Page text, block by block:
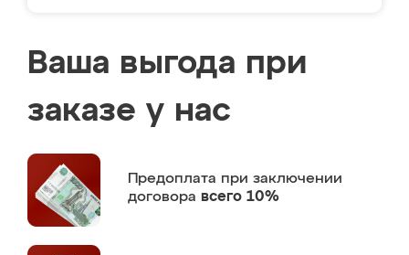
Ваша выгода при
заказе у нас
Предоплата при заключении
договора всего 10%